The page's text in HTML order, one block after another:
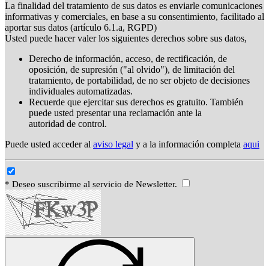
La finalidad del tratamiento de sus datos es enviarle comunicaciones
informativas y comerciales, en base a su consentimiento, facilitado al
aportar sus datos (artículo 6.1.a, RGPD)
Usted puede hacer valer los siguientes derechos sobre sus datos,
Derecho de información, acceso, de rectificación, de
oposición, de supresión ("al olvido"), de limitación del
tratamiento, de portabilidad, de no ser objeto de decisiones
individuales automatizadas.
Recuerde que ejercitar sus derechos es gratuito. También
puede usted presentar una reclamación ante la
autoridad de control.
Puede usted acceder al aviso legal y a la información completa aqui
* Deseo suscribirme al servicio de Newsletter.